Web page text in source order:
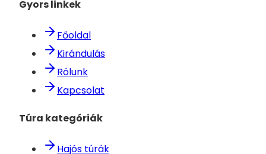
Gyors linkek
Főoldal
Kirándulás
Rólunk
Kapcsolat
Túra kategóriák
Hajós túrák